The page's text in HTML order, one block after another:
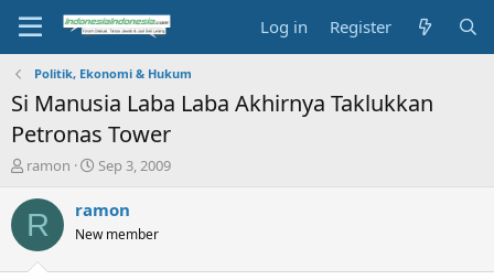
Log in Register
Politik, Ekonomi & Hukum
Si Manusia Laba Laba Akhirnya Taklukkan
Petronas Tower
T
r
e
a
ramon
S
a
t
Sep 3, 2009
R ramon
New member